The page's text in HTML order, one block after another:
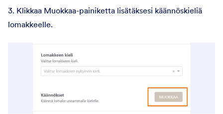
3. Klikkaa Muokkaa-painiketta lisätäksesi käännöskieliä
lomakkeelle.